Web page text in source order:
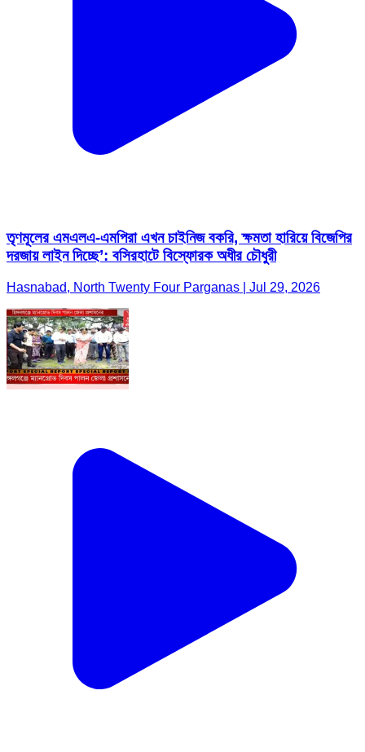
তৃণমূলের এমএলএ-এমপিরা এখন চাইনিজ বকরি, ক্ষমতা হারিয়ে বিজেপির
দরজায় লাইন দিচ্ছে’: বসিরহাটে বিস্ফোরক অধীর চৌধুরী
Hasnabad, North Twenty Four Parganas | Jul 29, 2026